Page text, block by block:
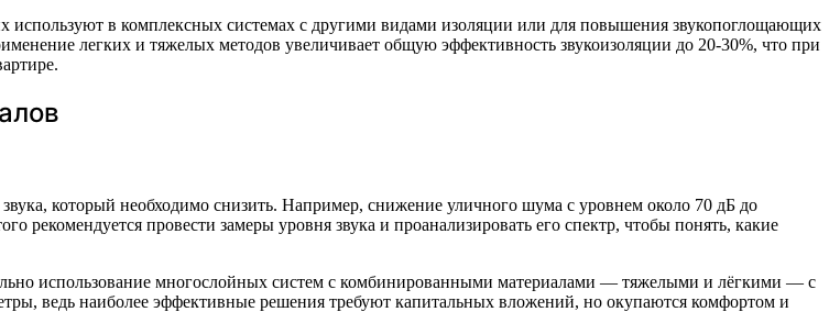
в комплексных системах с другими видами изоляции или для повышения звукопоглощающих
легких и тяжелых методов увеличивает общую эффективность звукоизоляции до 20-30%, что при
который необходимо снизить. Например, снижение уличного шума с уровнем около 70 дБ до
провести замеры уровня звука и проанализировать его спектр, чтобы понять, какие
использование многослойных систем с комбинированными материалами — тяжелыми и лёгкими — с
ведь наиболее эффективные решения требуют капитальных вложений, но окупаются комфортом и